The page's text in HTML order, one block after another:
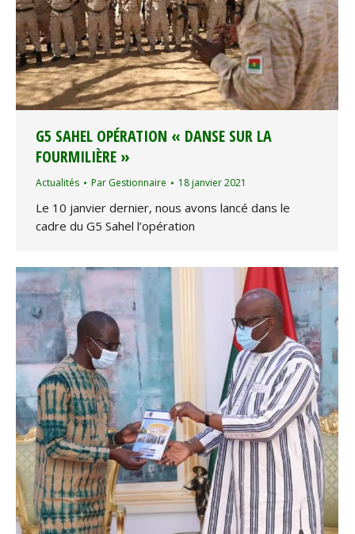
G5 SAHEL OPÉRATION « DANSE SUR LA
FOURMILIÈRE »
Actualités Par Gestionnaire 18 janvier 2021
Le 10 janvier dernier, nous avons lancé dans le
cadre du G5 Sahel l’opération